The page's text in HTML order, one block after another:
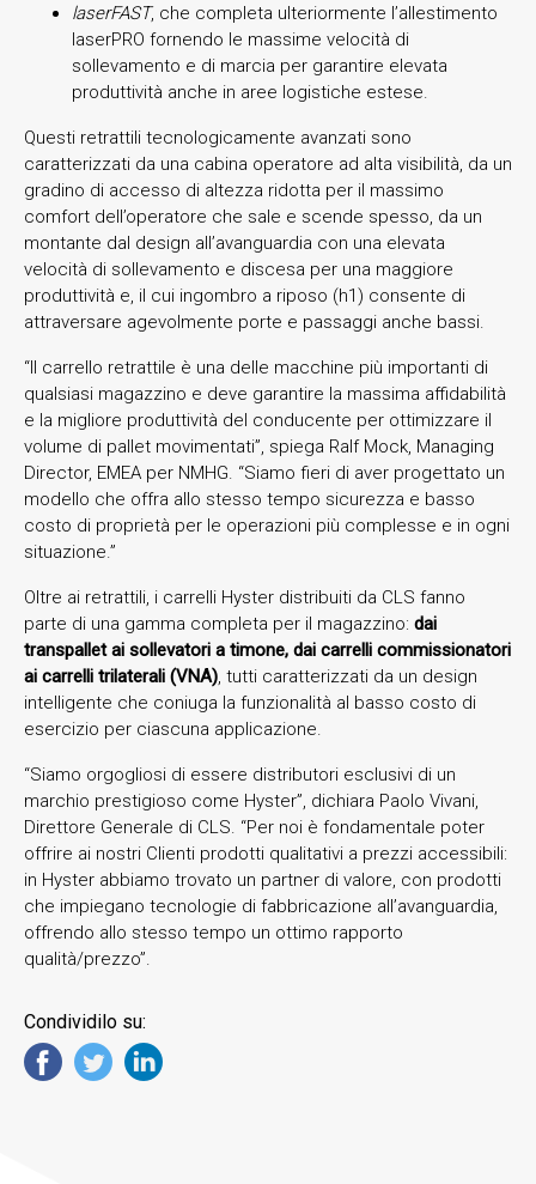
laserFAST, che completa ulteriormente l’allestimento
laserPRO fornendo le massime velocità di
sollevamento e di marcia per garantire elevata
produttività anche in aree logistiche estese.
Questi retrattili tecnologicamente avanzati sono
caratterizzati da una cabina operatore ad alta visibilità, da un
gradino di accesso di altezza ridotta per il massimo
comfort dell’operatore che sale e scende spesso, da un
montante dal design all’avanguardia con una elevata
velocità di sollevamento e discesa per una maggiore
produttività e, il cui ingombro a riposo (h1) consente di
attraversare agevolmente porte e passaggi anche bassi.
“Il carrello retrattile è una delle macchine più importanti di
qualsiasi magazzino e deve garantire la massima affidabilità
e la migliore produttività del conducente per ottimizzare il
volume di pallet movimentati”, spiega Ralf Mock, Managing
Director, EMEA per NMHG. “Siamo fieri di aver progettato un
modello che offra allo stesso tempo sicurezza e basso
costo di proprietà per le operazioni più complesse e in ogni
situazione.”
Oltre ai retrattili, i carrelli Hyster distribuiti da CLS fanno
parte di una gamma completa per il magazzino: dai
transpallet ai sollevatori a timone, dai carrelli commissionatori
ai carrelli trilaterali (VNA), tutti caratterizzati da un design
intelligente che coniuga la funzionalità al basso costo di
esercizio per ciascuna applicazione.
“Siamo orgogliosi di essere distributori esclusivi di un
marchio prestigioso come Hyster”, dichiara Paolo Vivani,
Direttore Generale di CLS. “Per noi è fondamentale poter
offrire ai nostri Clienti prodotti qualitativi a prezzi accessibili:
in Hyster abbiamo trovato un partner di valore, con prodotti
che impiegano tecnologie di fabbricazione all’avanguardia,
offrendo allo stesso tempo un ottimo rapporto
qualità/prezzo”.
Condividilo su: